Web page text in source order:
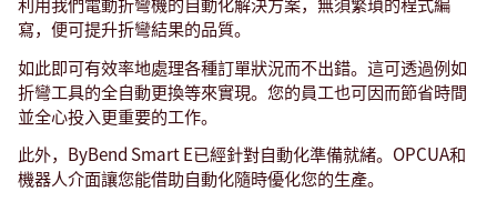
寫，便可提升折彎結果的品質。
如此即可有效率地處理各種訂單狀況而不出錯。這可透過例如
折彎工具的全自動更換等來實現。您的員工也可因而節省時間
並全心投入更重要的工作。
此外，ByBend Smart E已經針對自動化準備就緒。OPCUA和
機器人介面讓您能借助自動化隨時優化您的生產。